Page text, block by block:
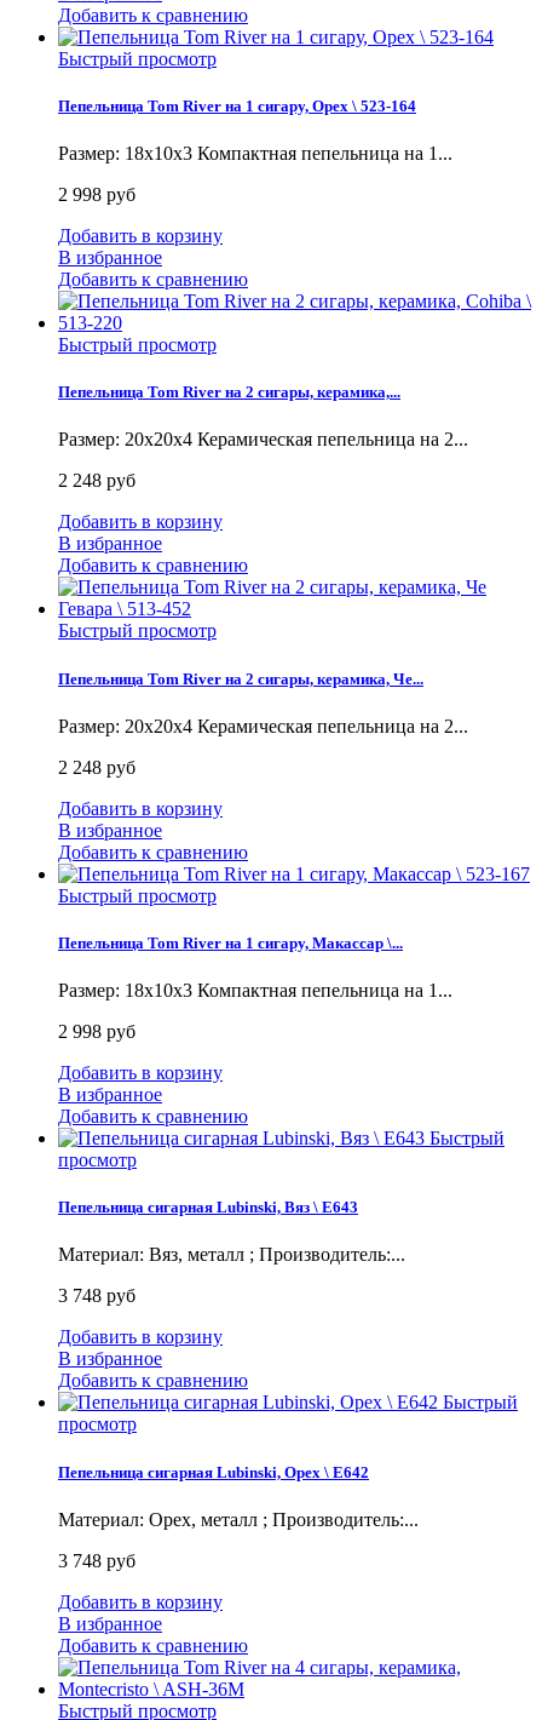
Добавить к сравнению
Быстрый просмотр
Пепельница Tom River на 1 сигару, Орех \ 523-164
Размер: 18х10х3 Компактная пепельница на 1...
2 998 руб
Добавить в корзину
В избранное
Добавить к сравнению
Быстрый просмотр
Пепельница Tom River на 2 сигары, керамика,...
Размер: 20х20х4 Керамическая пепельница на 2...
2 248 руб
Добавить в корзину
В избранное
Добавить к сравнению
Быстрый просмотр
Пепельница Tom River на 2 сигары, керамика, Че...
Размер: 20х20х4 Керамическая пепельница на 2...
2 248 руб
Добавить в корзину
В избранное
Добавить к сравнению
Быстрый просмотр
Пепельница Tom River на 1 сигару, Макассар \...
Размер: 18х10х3 Компактная пепельница на 1...
2 998 руб
Добавить в корзину
В избранное
Добавить к сравнению
Быстрый
просмотр
Пепельница сигарная Lubinski, Вяз \ E643
Материал: Вяз, металл ; Производитель:...
3 748 руб
Добавить в корзину
В избранное
Добавить к сравнению
Быстрый
просмотр
Пепельница сигарная Lubinski, Орех \ E642
Материал: Орех, металл ; Производитель:...
3 748 руб
Добавить в корзину
В избранное
Добавить к сравнению
Быстрый просмотр